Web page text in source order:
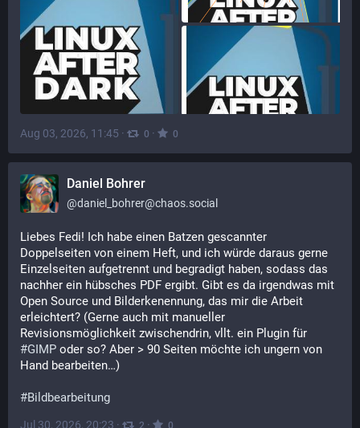
Aug 03, 2026, 11:45 · 0 · 0
Daniel Bohrer
@daniel_bohrer@chaos.social
Liebes Fedi! Ich habe einen Batzen gescannter
Doppelseiten von einem Heft, und ich würde daraus gerne
Einzelseiten aufgetrennt und begradigt haben, sodass das
nachher ein hübsches PDF ergibt. Gibt es da irgendwas mit
Open Source und Bilderkenennung, das mir die Arbeit
erleichtert? (Gerne auch mit manueller
#GIMP oder so? Aber > 90 Seiten möchte ich ungern von
Hand bearbeiten…)
#Bildbearbeitung
Jul 30, 2026, 20:23 · 2 · 0